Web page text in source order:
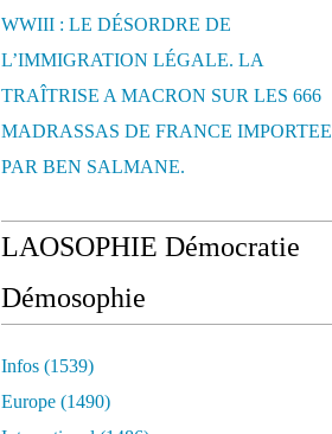
WWIII : LE DÉSORDRE DE
L’IMMIGRATION LÉGALE. LA
TRAÎTRISE A MACRON SUR LES 666
MADRASSAS DE FRANCE IMPORTEE
PAR BEN SALMANE.
LAOSOPHIE Démocratie
Démosophie
Infos (1539)
Europe (1490)